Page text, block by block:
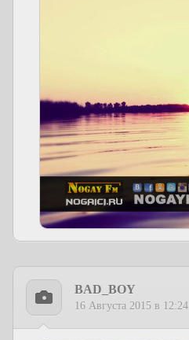
BAD_BOY
16 Августа 2015 в 12:24